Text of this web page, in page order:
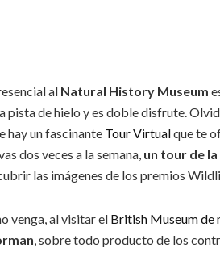
al Natural History Museum
pista de hielo y es doble disfrute.
hay un fascinante Tour Virtualque te
dos veces a la semana, un tour de
las imágenes de los premios
venga, al visitar el British Museum de
, sobre todo producto de los